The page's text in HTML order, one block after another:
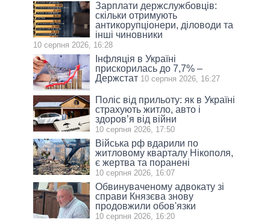
Зарплати держслужбовців:
скільки отримують
антикорупціонери, діловоди та
інші чиновники
10 серпня 2026, 16:28
Інфляція в Україні
прискорилась до 7,7% –
Держстат 10 серпня 2026, 16:27
Поліс від прильоту: як в Україні
страхують житло, авто і
здоров’я від війни
10 серпня 2026, 17:50
Війська рф вдарили по
житловому кварталу Нікополя,
є жертва та поранені
10 серпня 2026, 16:07
Обвинуваченому адвокату зі
справи Князєва знову
продовжили обов'язки
10 серпня 2026, 16:20